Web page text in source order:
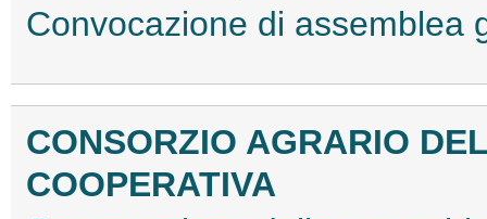
Convocazione di assemblea
CONSORZIO AGRARIO
COOPERATIVA